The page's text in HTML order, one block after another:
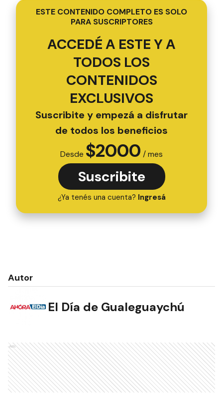
ESTE CONTENIDO COMPLETO ES SOLO
PARA SUSCRIPTORES
ACCEDÉ A ESTE Y A
TODOS LOS
CONTENIDOS
EXCLUSIVOS
Suscribite y empezá a disfrutar
de todos los beneficios
Desde $2000 / mes
Suscribite
¿Ya tenés una cuenta? Ingresá
Autor
El Día de Gualeguaychú
Ads